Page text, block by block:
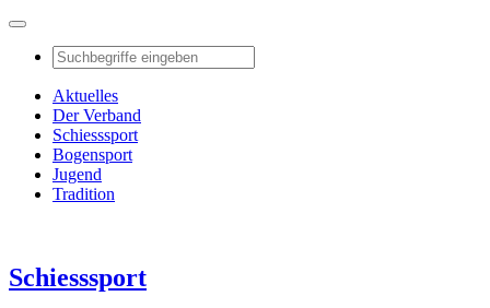
Aktuelles
Der Verband
Schiesssport
Bogensport
Jugend
Tradition
Schiesssport